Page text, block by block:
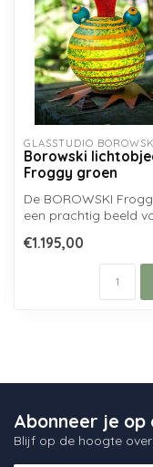
GLASSTUDIO
Borowski
Froggy groen
De BOROWSKI
een prachtig beeld
verlic...
€1.195,00
Abonneer je op
Blijf op de hoogte